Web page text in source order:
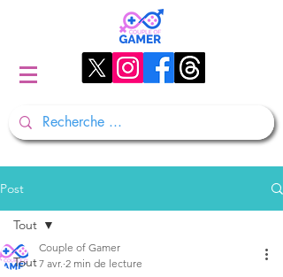
Post
Tout
Tout
Couple of Gamer
7 avr. 2 min de lecture